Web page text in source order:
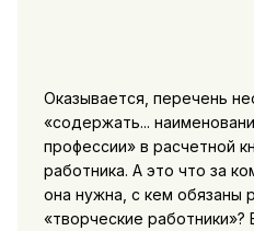
Оказывается, перечень
«содержать...
профессии» в расчетной
работника. А это что за
она нужна, с кем обязаны
«творческие работники»?